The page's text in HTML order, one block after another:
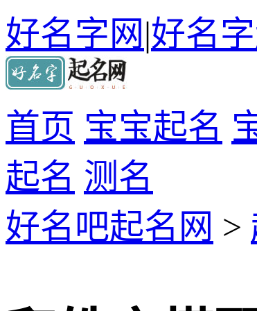
好名字网|好名
首页 宝宝起名
起名 测名
好名吧起名网 >